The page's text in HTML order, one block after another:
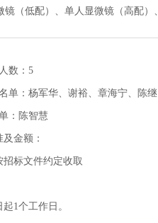
镜（低配）、单人显微镜（高配）
数：5
单：杨军华、谢裕、章海宁、陈继
：陈智慧
金额：
标文件约定收取
起1个工作日。